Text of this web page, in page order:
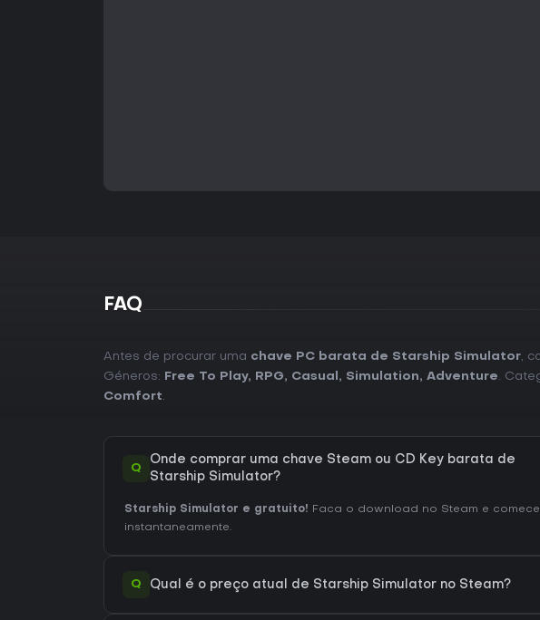
FAQ
Antes de procurar uma chave PC barata de Starship Simulator,
Géneros:
Free To Play, RPG, Casual , Simulation, Adventure.
Comfort.
Q
Onde comprar uma chave Steam ou CD Key barata de
Starship Simulator?
Starship Simulator e gratuito! Faca o download no Steam e
instantaneamente.
Q Qual é o preço atual de Starship Simulator no Steam?